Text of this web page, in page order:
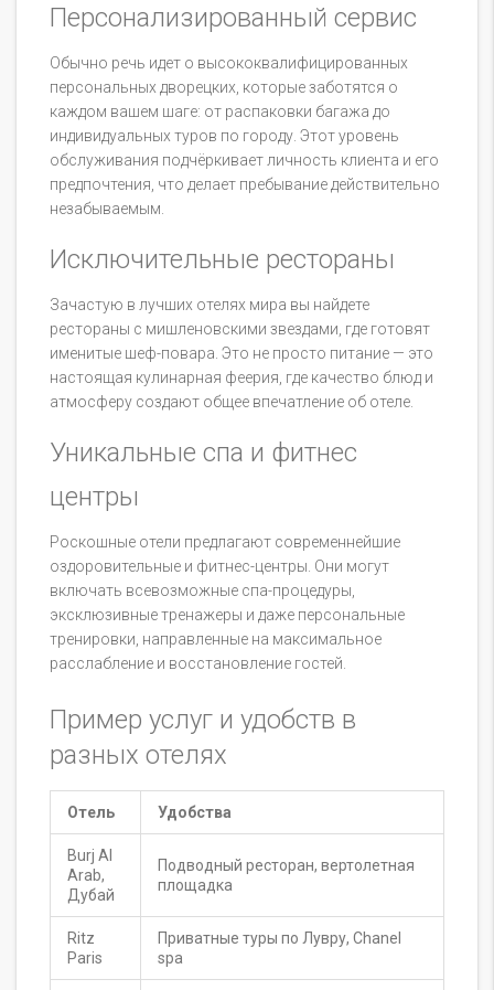
Персонализированный сервис
Обычно речь идет о высококвалифицированных
персональных дворецких, которые заботятся о
каждом вашем шаге: от распаковки багажа до
индивидуальных туров по городу. Этот уровень
обслуживания подчёркивает личность клиента и его
предпочтения, что делает пребывание действительно
незабываемым.
Исключительные рестораны
Зачастую в лучших отелях мира вы найдете
рестораны с мишленовскими звездами, где готовят
именитые шеф-повара. Это не просто питание — это
настоящая кулинарная феерия, где качество блюд и
атмосферу создают общее впечатление об отеле.
Уникальные спа и фитнес
центры
Роскошные отели предлагают современнейшие
оздоровительные и фитнес-центры. Они могут
включать всевозможные спа-процедуры,
эксклюзивные тренажеры и даже персональные
тренировки, направленные на максимальное
расслабление и восстановление гостей.
Пример услуг и удобств в
разных отелях
Отель Удобства
Burj Al
Arab,
Дубай
Подводный ресторан, вертолетная
площадка
Ritz
Paris
Приватные туры по Лувру, Chanel
spa